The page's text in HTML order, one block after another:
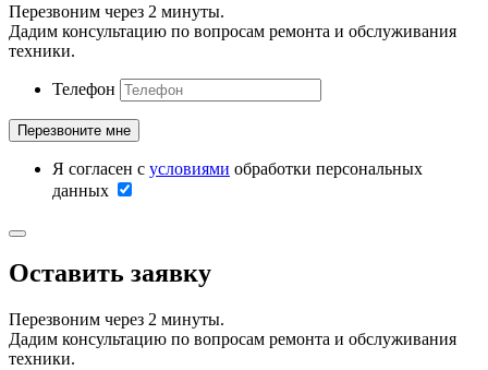
Перезвоним через 2 минуты.
Дадим консультацию по вопросам ремонта и обслуживания
техники.
Телефон
Я согласен с условиями обработки персональных
данных
Оставить заявку
Перезвоним через 2 минуты.
Дадим консультацию по вопросам ремонта и обслуживания
техники.